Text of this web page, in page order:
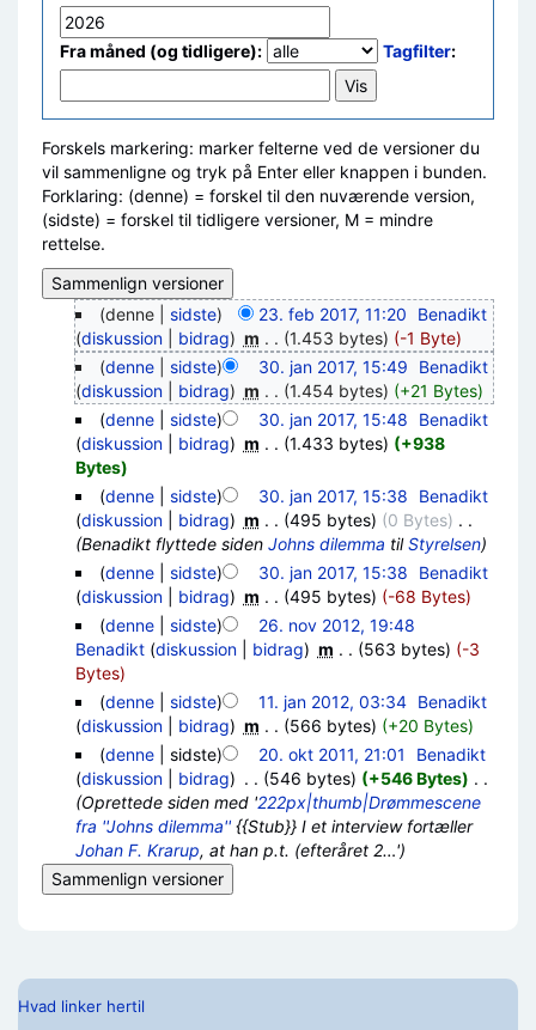
Fra måned (og tidligere): Tagfilter:
Forskels markering: marker felterne ved de versioner du
vil sammenligne og tryk på Enter eller knappen i bunden.
Forklaring: (denne) = forskel til den nuværende version,
(sidste) = forskel til tidligere versioner, M = mindre
rettelse.
(denne | sidste) 23. feb 2017, 11:20
Benadikt
(diskussion| bidrag) m . . (1.453 bytes) (-1 Byte)
(denne| sidste) 30. jan 2017, 15:49
Benadikt
(diskussion| bidrag) m . . (1.454 bytes) (+21 Bytes)
(denne| sidste) 30. jan 2017, 15:48
Benadikt
(diskussion| bidrag) m . . (1.433 bytes) (+938
Bytes)
(denne| sidste) 30. jan 2017, 15:38
Benadikt
(diskussion| bidrag) m . . (495 bytes) (0 Bytes) . .
(Benadikt flyttede siden Johns dilemma tilStyrelsen)
(denne| sidste) 30. jan 2017, 15:38
Benadikt
(diskussion| bidrag) m . . (495 bytes) (-68 Bytes)
(denne| sidste)
26. nov 2012, 19:48
Benadikt (diskussion| bidrag) m . . (563 bytes) (-3
Bytes)
(denne| sidste) 11. jan 2012, 03:34‎ Benadikt
(diskussion| bidrag) m . . (566 bytes) (+20 Bytes)
(denne| sidste) 20. okt 2011, 21:01
Benadikt
(diskussion| bidrag) . . (546 bytes) (+546 Bytes) . .
(Oprettede siden med '222px|thumb|Drømmescene
fra ''Johns dilemma''{{Stub}} I et interview fortæller
Johan F. Krarup, at han p.t. (efteråret 2…')
Hvad linker hertil